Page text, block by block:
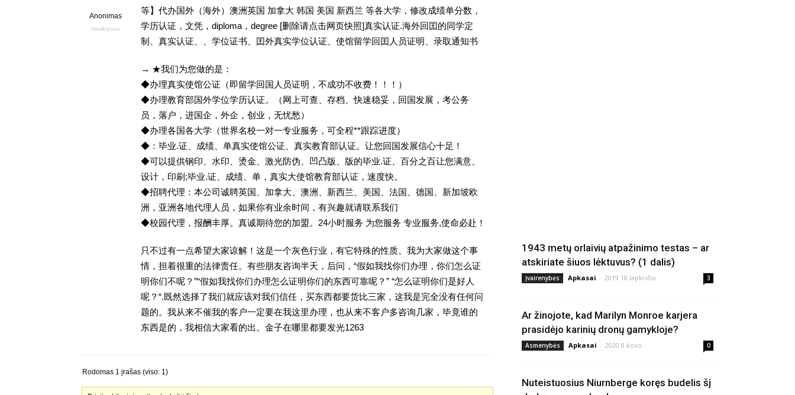
Anonimas
Neaktyvus
等】代办国外（海外）澳洲英国 加拿大 韩国 美国 新西兰 等各大学，修改成绩单分数，
学历认证，文凭，diploma，degree [删除请点击网页快照]真实认证.海外回囯的同学定
制、真实认证、、学位证书、囯外真实学位认证、使馆留学回囯人员证明、录取通知书
→ ★我们为您做的是：
◆办理真实使馆公证（即留学回国人员证明，不成功不收费！！！）
◆办理教育部国外学位学历认证。（网上可查、存档、快速稳妥，回国发展，考公务
员，落户，进国企，外企，创业，无忧愁）
◆办理各国各大学（世界名校一对一专业服务，可全程**跟踪进度）
◆：毕业.证、成绩、单真实使馆公证、真实教育部认证。让您回国发展信心十足！
◆可以提供钢印、水印、烫金、激光防伪、凹凸版、版的毕业.证、百分之百让您满意、
设计，印刷;毕业.证、成绩、单，真实大使馆教育部认证，速度快。
◆招聘代理：本公司诚聘英国、加拿大、澳洲、新西兰、美国、法国、德国、新加坡欧
洲，亚洲各地代理人员，如果你有业余时间，有兴趣就请联系我们
◆校园代理，报酬丰厚。真诚期待您的加盟。24小时服务 为您服务 专业服务,使命必赴！
只不过有一点希望大家谅解！这是一个灰色行业，有它特殊的性质。我为大家做这个事
情，担着很重的法律责任。有些朋友咨询半天，后问，“假如我找你们办理，你们怎么证
明你们不呢？”“假如我找你们办理怎么证明你们的东西可靠呢？” “怎么证明你们是好人
呢？“.既然选择了我们就应该对我们信任，买东西都要货比三家，这我是完全没有任何问
题的。我从来不催我的客户一定要在我这里办理，也从来不客户多咨询几家，毕竟谁的
东西是的，我相信大家看的出。金子在哪里都要发光1263
Rodomas 1 įrašas (viso: 1)
1943 metų orlaivių atpažinimo testas – ar
atskiriate šiuos lėktuvus? (1 dalis)
Įvairenybės Apkasai - 2019 18 lapkričio 3
Ar žinojote, kad Marilyn Monroe karjera
prasidėjo karinių dronų gamykloje?
Asmenybės Apkasai - 2020 8 kovo 0
Nuteistuosius Niurnberge koręs budelis šį